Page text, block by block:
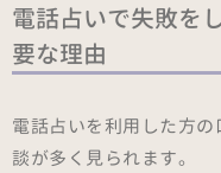
電話占いで失敗を
要な理由
電話占いを利用した方
談が多く見られます。